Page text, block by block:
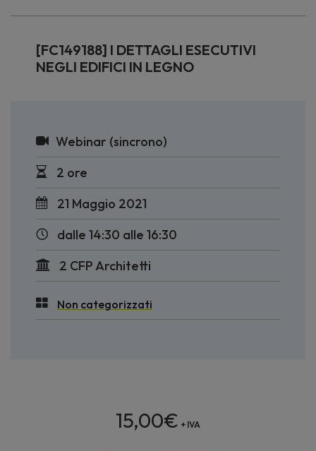
[FC149188] I DETTAGLI ESECUTIVI
NEGLI EDIFICI IN LEGNO
Webinar (sincrono)
2 ore
21 Maggio 2021
dalle 14:30 alle 16:30
2 CFP Architetti
Non categorizzati
15,00€ + IVA